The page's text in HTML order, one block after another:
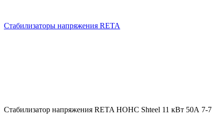
Стабилизаторы напряжения RETA
Стабилизатор напряжения RETA НОНС Shteel 11 кВт 50А 7-7